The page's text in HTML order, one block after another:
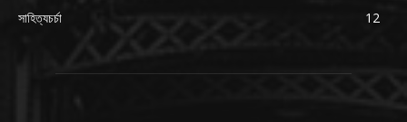
সাহিত্যচর্চা
12